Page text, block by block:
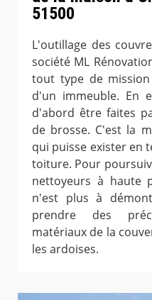
51500
L'outillage des
société ML
tout type de
d'un immeuble. En
d'abord être faites
de brosse. C'est la
qui puisse exister en
toiture. Pour
nettoyeurs à haute
n'est plus à
prendre des
matériaux de la
les ardoises.